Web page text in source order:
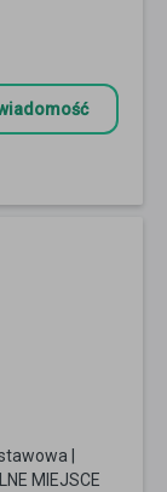
|
MIEJSCE